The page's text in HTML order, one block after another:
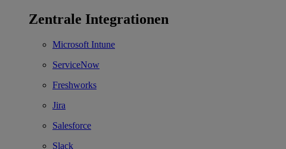
Zentrale Integrationen
Microsoft Intune
ServiceNow
Freshworks
Jira
Salesforce
Slack